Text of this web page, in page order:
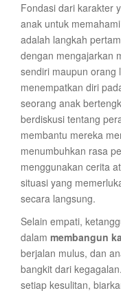
Fondasi dari karakter
anak untuk
adalah langkah
dengan mengajarkan
sendiri maupun orang
menempatkan diri
seorang anak
berdiskusi tentang
membantu mereka
menumbuhkan rasa
menggunakan cerita
situasi yang
secara langsung.
Selain empati,
dalam membangun
berjalan mulus, dan
bangkit dari
setiap kesulitan,